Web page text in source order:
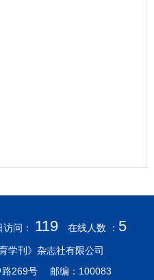
问： 119 在线人数 ： 5
刊》杂志社有限公司
路269号 邮编：100083